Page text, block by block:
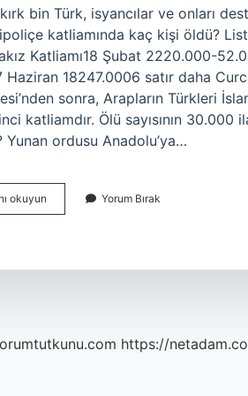
bin Türk, isyancılar ve onları
katliamında kaç kişi öldü?
Katliamı18 Şubat 2220.000-
Haziran 18247.0006 satır daha
sonra, Arapların Türkleri
katliamdır. Ölü sayısının
Yunan ordusu Anadolu’ya…
okuyun
Türk
Yorum Bırak
https://